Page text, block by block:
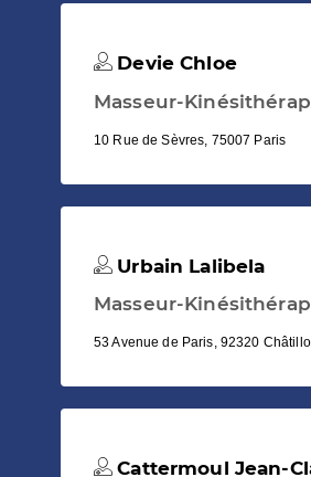
Devie Chloe
Masseur-
10 Rue de Sèvres, 75007 Paris
Urbain Lalibela
Masseur-
53 Avenue de Paris, 92320
Cattermoul Jean-